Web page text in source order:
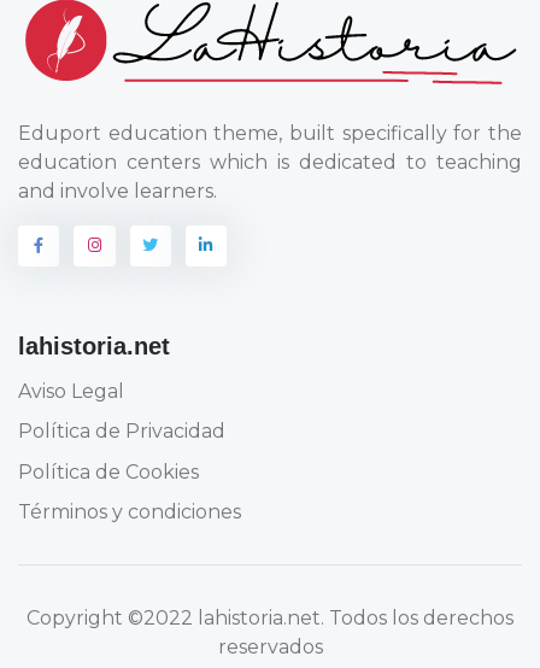
Eduport education theme, built specifically for the
education centers which is dedicated to teaching
and involve learners.
lahistoria.net
Aviso Legal
Política de Privacidad
Política de Cookies
Términos y condiciones
Copyright ©2022 lahistoria.net. Todos los derechos
reservados